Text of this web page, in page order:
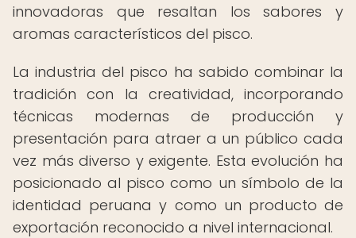
innovadoras que resaltan los sabores y
aromas característicos del pisco.
La industria del pisco ha sabido combinar la
tradición con la creatividad, incorporando
técnicas modernas de producción y
presentación para atraer a un público cada
vez más diverso y exigente. Esta evolución ha
posicionado al pisco como un símbolo de la
identidad peruana y como un producto de
exportación reconocido a nivel internacional.